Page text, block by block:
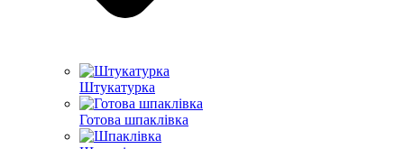
Штукатурка
Готова шпаклівка